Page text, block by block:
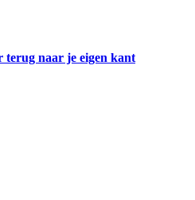
terug naar je eigen kant